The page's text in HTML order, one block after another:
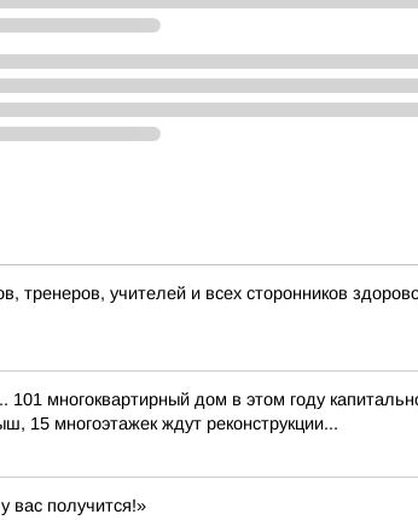
тренеров, учителей и всех сторонников
101 многоквартирный дом в этом году
15 многоэтажек ждут реконструкции...
вас получится!»